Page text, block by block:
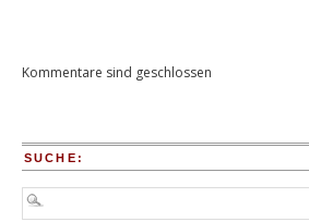
Kommentare sind geschlossen
SUCHE: